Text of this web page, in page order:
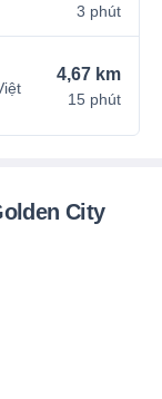
3 phút
4,67 km
15 phút
City